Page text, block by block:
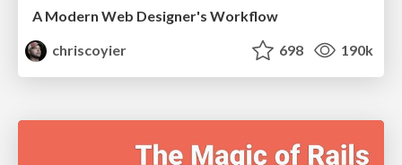
A Modern Web Designer's Workflow
chriscoyier
698 190k